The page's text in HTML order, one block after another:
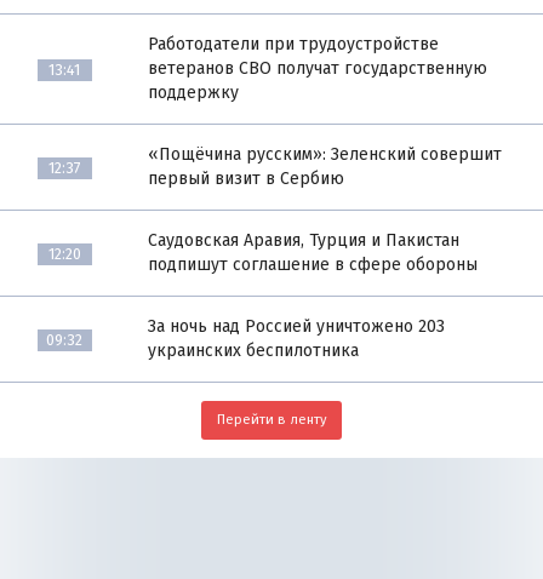
13:41
Работодатели при трудоустройстве
ветеранов СВО получат государственную
поддержку
12:37
«Пощёчина русским»: Зеленский совершит
первый визит в Сербию
12:20
Саудовская Аравия, Турция и Пакистан
подпишут соглашение в сфере обороны
09:32
За ночь над Россией уничтожено 203
украинских беспилотника
Перейти в ленту